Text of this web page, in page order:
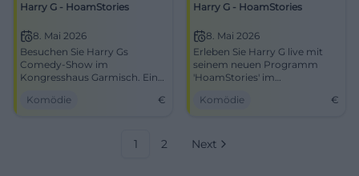
Harry G - HoamStories
8. Mai 2026
Besuchen Sie Harry Gs
Comedy-Show im
Kongresshaus Garmisch. Ein
bayerischem Witz erwartet
Komödie €
Harry G - HoamStories
8. Mai 2026
Erleben Sie Harry G live mit
seinem neuen Programm
'HoamStories' im
Komödie
€
1 2 Next